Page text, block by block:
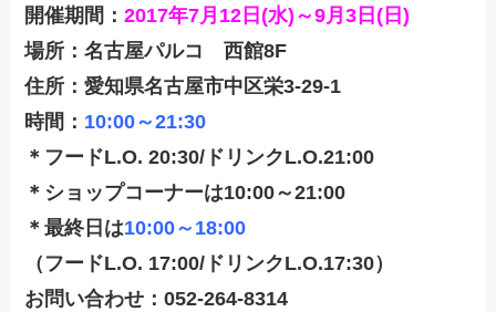
開催期間：2017年7月12日(水)～9月3日(日)
場所：名古屋パルコ 西館8F
住所：愛知県名古屋市中区栄3-29-1
時間： 10:00～21:30
＊フードL.O. 20:30/ドリンクL.O.21:00
＊ショップコーナーは10:00～21:00
＊最終日は10:00～18:00
（フードL.O. 17:00/ドリンクL.O.17:30）
お問い合わせ：052-264-8314